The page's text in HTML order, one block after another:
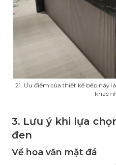
21. Ưu điểm của thiết kế bếp này
khác
3. Lưu ý khi lựa
đen
Về hoa văn mặt đá